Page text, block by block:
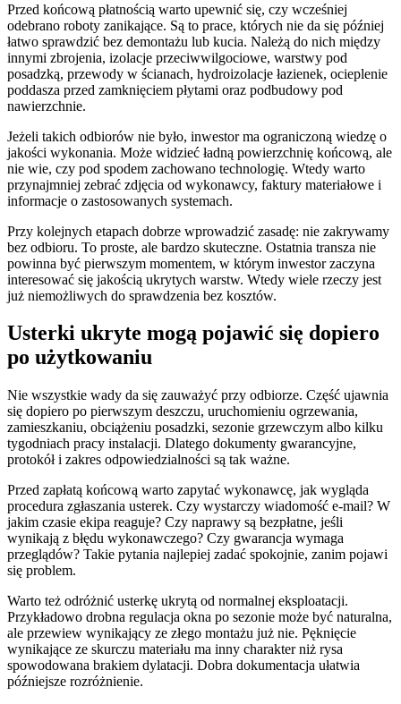
Przed końcową płatnością warto upewnić się, czy wcześniej
odebrano roboty zanikające. Są to prace, których nie da się później
łatwo sprawdzić bez demontażu lub kucia. Należą do nich między
innymi zbrojenia, izolacje przeciwwilgociowe, warstwy pod
posadzką, przewody w ścianach, hydroizolacje łazienek, ocieplenie
poddasza przed zamknięciem płytami oraz podbudowy pod
nawierzchnie.
Jeżeli takich odbiorów nie było, inwestor ma ograniczoną wiedzę o
jakości wykonania. Może widzieć ładną powierzchnię końcową, ale
nie wie, czy pod spodem zachowano technologię. Wtedy warto
przynajmniej zebrać zdjęcia od wykonawcy, faktury materiałowe i
informacje o zastosowanych systemach.
Przy kolejnych etapach dobrze wprowadzić zasadę: nie zakrywamy
bez odbioru. To proste, ale bardzo skuteczne. Ostatnia transza nie
powinna być pierwszym momentem, w którym inwestor zaczyna
interesować się jakością ukrytych warstw. Wtedy wiele rzeczy jest
już niemożliwych do sprawdzenia bez kosztów.
Usterki ukryte mogą pojawić się dopiero
po użytkowaniu
Nie wszystkie wady da się zauważyć przy odbiorze. Część ujawnia
się dopiero po pierwszym deszczu, uruchomieniu ogrzewania,
zamieszkaniu, obciążeniu posadzki, sezonie grzewczym albo kilku
tygodniach pracy instalacji. Dlatego dokumenty gwarancyjne,
protokół i zakres odpowiedzialności są tak ważne.
Przed zapłatą końcową warto zapytać wykonawcę, jak wygląda
procedura zgłaszania usterek. Czy wystarczy wiadomość e-mail? W
jakim czasie ekipa reaguje? Czy naprawy są bezpłatne, jeśli
wynikają z błędu wykonawczego? Czy gwarancja wymaga
przeglądów? Takie pytania najlepiej zadać spokojnie, zanim pojawi
się problem.
Warto też odróżnić usterkę ukrytą od normalnej eksploatacji.
Przykładowo drobna regulacja okna po sezonie może być naturalna,
ale przewiew wynikający ze złego montażu już nie. Pęknięcie
wynikające ze skurczu materiału ma inny charakter niż rysa
spowodowana brakiem dylatacji. Dobra dokumentacja ułatwia
późniejsze rozróżnienie.